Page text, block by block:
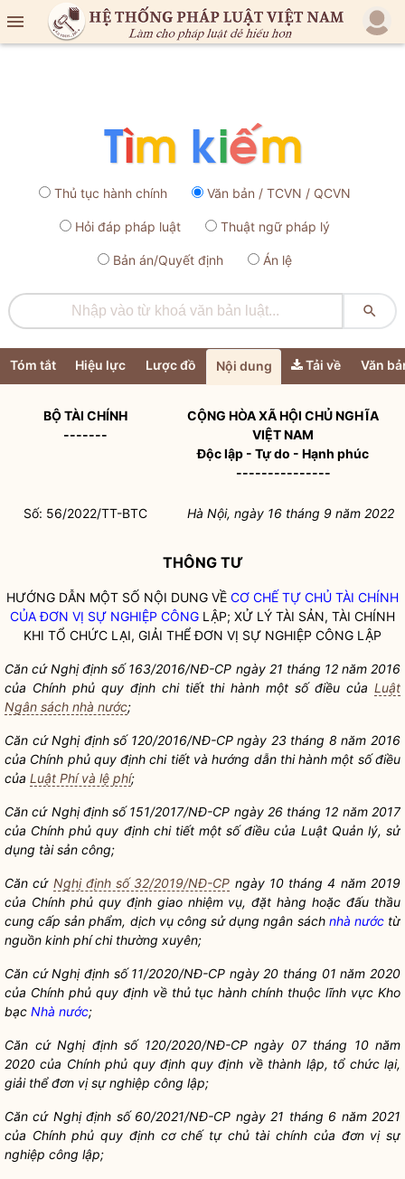

Thủ tục hành chính Văn bản / TCVN / QCVN
Hỏi đáp pháp luật Thuật ngữ pháp lý
Bản án/Quyết định Án lệ

Tóm tắt Hiệu lực Lược đồ Nội dung Tải về Văn
BỘ TÀI CHÍNH
-------
CỘNG HÒA XÃ HỘI CHỦ NGHĨA
VIỆT NAM
Độc lập - Tự do - Hạnh phúc
---------------
Số: 56/2022/TT-BTC Hà Nội, ngày 16 tháng 9 năm 2022
THÔNG TƯ
HƯỚNG DẪN MỘT SỐ NỘI DUNG VỀ CƠ CHẾ TỰ CHỦ TÀI CHÍNH
CỦA ĐƠN VỊ SỰ NGHIỆP CÔNG LẬP; XỬ LÝ TÀI SẢN, TÀI CHÍNH
KHI TỔ CHỨC LẠI, GIẢI THỂ ĐƠN VỊ SỰ NGHIỆP CÔNG LẬP
Căn cứ Nghị định số 163/2016/NĐ-CP ngày 21 tháng 12 năm 2016
của Chính phủ quy định chi tiết thi hành một số điều của Luật
Ngân sách nhà nước;
Căn cứ Nghị định số 120/2016/NĐ-CP ngày 23 tháng 8 năm 2016
của Chính phủ quy định chi tiết và hướng dẫn thi hành một số điều
của Luật Phí và lệ phí;
Căn cứ Nghị định số 151/2017/NĐ-CP ngày 26 tháng 12 năm 2017
của Chính phủ quy định chi tiết một số điều của Luật Quản lý, sử
dụng tài sản công;
Căn cứ Nghị định số 32/2019/NĐ-CP ngày 10 tháng 4 năm 2019
của Chính phủ quy định giao nhiệm vụ, đặt hàng hoặc đấu thầu
cung cấp sản phẩm, dịch vụ công sử dụng ngân sách nhà nướctừ
nguồn kinh phí chi thường xuyên;
Căn cứ Nghị định số11/2020/NĐ-CP ngày 20 tháng 01 năm 2020
của Chính phủ quy định về thủ tục hành chính thuộc lĩnh vực Kho
bạc Nhà nước;
Căn cứ Nghị định số 120/2020/NĐ-CP ngày 07 tháng 10 năm
2020 của Chính phủ quy định quy định về thành lập, tổ chức lại,
giải thểđơn vị sự nghiệp công lập;
Căn cứ Nghị định số 60/2021/NĐ-CP ngày 21 tháng 6 năm 2021
của Chính phủ quy định cơ chế tự chủ tài chính của đơn vị sự
nghiệp công lập;